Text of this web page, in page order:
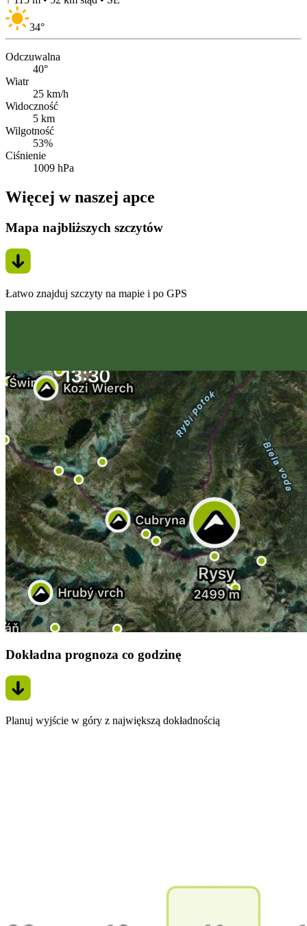
34°
Odczuwalna
40°
Wiatr
25 km/h
Widoczność
5 km
Wilgotność
53%
Ciśnienie
1009 hPa
Więcej w naszej apce
Mapa najbliższych szczytów
Łatwo znajduj szczyty na mapie i po GPS
Dokładna prognoza co godzinę
Planuj wyjście w góry z największą dokładnością